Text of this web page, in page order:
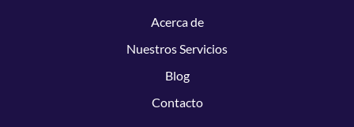
Acerca de
Nuestros Servicios
Blog
Contacto